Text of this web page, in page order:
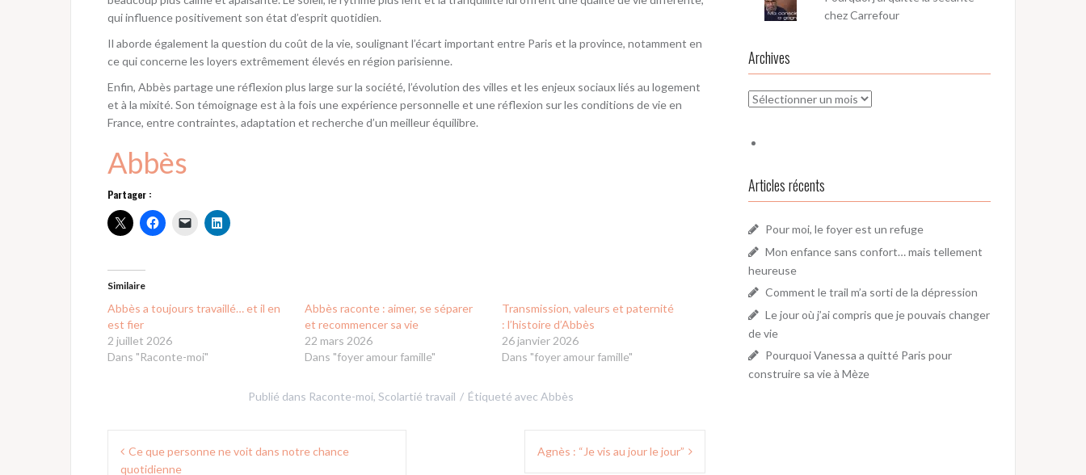
qui influence positivement son état d’esprit quotidien.
Il aborde également la question du coût de la vie, soulignant l’écart important entre Paris et la province, notamment en
ce qui concerne les loyers extrêmement élevés en région parisienne.
Enfin, Abbès partage une réflexion plus large sur la société, l’évolution des villes et les enjeux sociaux liés au logement
et à la mixité. Son témoignage est à la fois une expérience personnelle et une réflexion sur les conditions de vie en
France, entre contraintes, adaptation et recherche d’un meilleur équilibre.
Abbès
Partager :
Similaire
Abbès a toujours travaillé… et il en
est fier
2 juillet 2026
Dans "Raconte-moi"
Abbès raconte : aimer, se séparer
et recommencer sa vie
22 mars 2026
Dans "foyer amour famille"
Transmission, valeurs et paternité
: l’histoire d’Abbès
26 janvier 2026
Dans "foyer amour famille"
Publié dans Raconte-moi, Scolartié travail Étiqueté avec Abbès
Navigation
Ce que personne ne voit dans notre chance
quotidienne
Agnès : “Je vis au jour le jour”
chez Carrefour
Archives
Archives
Articles récents
Pour moi, le foyer est un refuge
Mon enfance sans confort… mais tellement
heureuse
Comment le trail m’a sorti de la dépression
Le jour où j’ai compris que je pouvais changer
de vie
Pourquoi Vanessa a quitté Paris pour
construire sa vie à Mèze